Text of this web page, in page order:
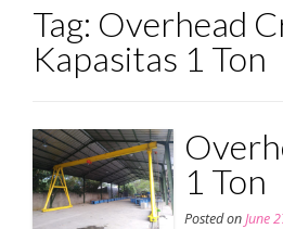
Tag: Overhead
Kapasitas 1 Ton
1 Ton
Posted onJune